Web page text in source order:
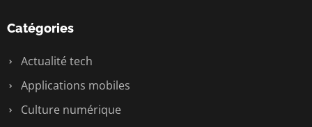
Catégories
Actualité tech
Applications mobiles
Culture numérique